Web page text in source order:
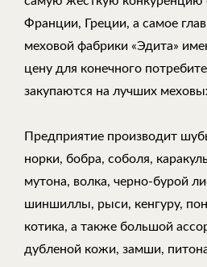
Франции, Греции, а самое
меховой фабрики «Эдита»
цену для конечного
закупаются на лучших
Предприятие производит
норки, бобра, соболя,
мутона, волка, черно-бурой
шиншиллы, рыси, кенгуру,
котика, а также большой
дубленой кожи, замши,